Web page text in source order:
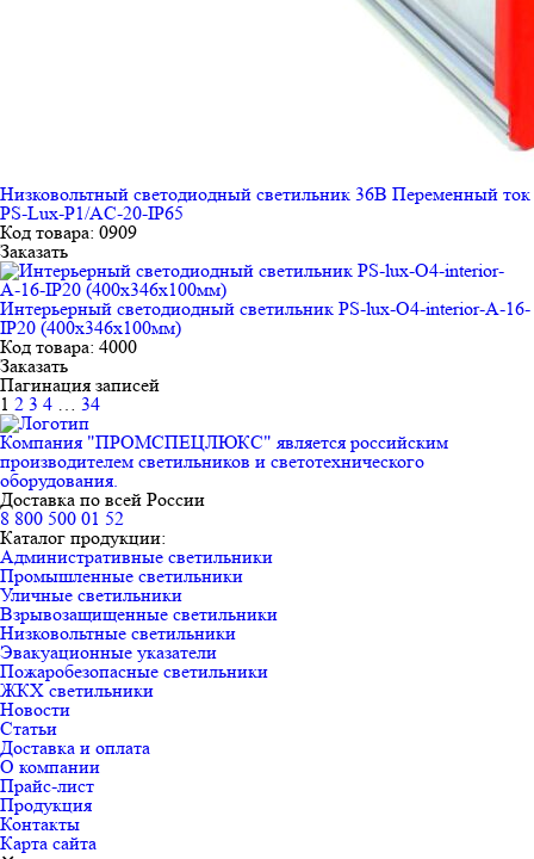
Низковольтный светодиодный светильник 36В Переменный ток
PS-Lux-P1/AC-20-IP65
Код товара: 0909
Заказать
Интерьерный светодиодный светильник PS-lux-O4-interior-А-16-
IP20 (400x346x100мм)
Код товара: 4000
Заказать
Пагинация записей
1 2 3 4 … 34
Компания "ПРОМСПЕЦЛЮКС" является российским
производителем светильников и светотехнического
оборудования.
Доставка по всей России
8 800 500 01 52
Каталог продукции:
Административные светильники
Промышленные светильники
Уличные светильники
Взрывозащищенные светильники
Низковольтные светильники
Эвакуационные указатели
Пожаробезопасные светильники
ЖКХ светильники
Новости
Статьи
Доставка и оплата
О компании
Прайс-лист
Продукция
Контакты
Карта сайта